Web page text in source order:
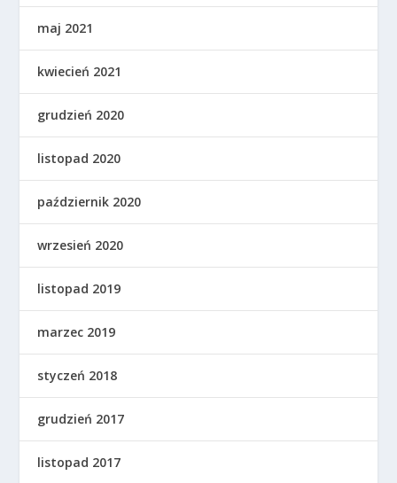
maj 2021
kwiecień 2021
grudzień 2020
listopad 2020
październik 2020
wrzesień 2020
listopad 2019
marzec 2019
styczeń 2018
grudzień 2017
listopad 2017